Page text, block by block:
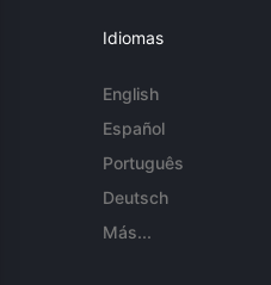
Idiomas
English
Español
Português
Deutsch
Más...